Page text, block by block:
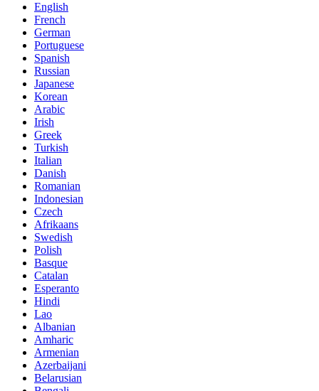
English
French
German
Portuguese
Spanish
Russian
Japanese
Korean
Arabic
Irish
Greek
Turkish
Italian
Danish
Romanian
Indonesian
Czech
Afrikaans
Swedish
Polish
Basque
Catalan
Esperanto
Hindi
Lao
Albanian
Amharic
Armenian
Azerbaijani
Belarusian